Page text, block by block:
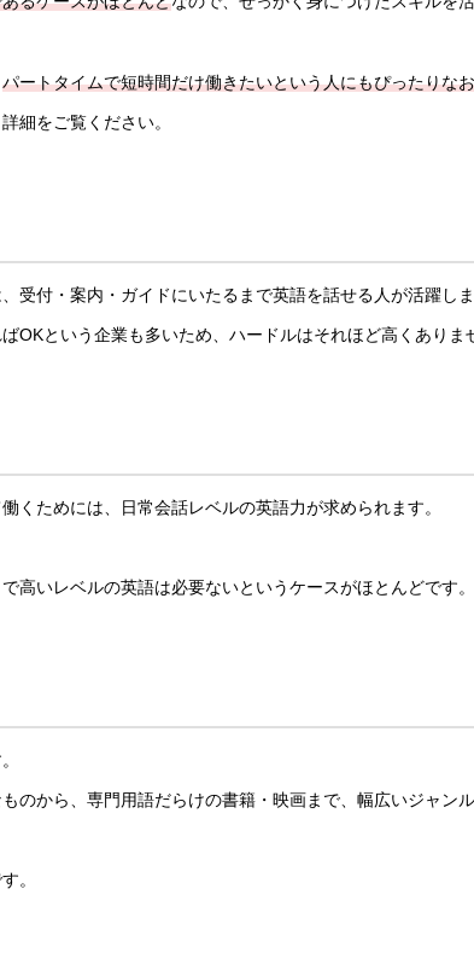
パートタイムで短時間だけ働きたいという人にもぴったりな
細をご覧ください。
受付・案内・ガイドにいたるまで英語を話せる人が活躍しま
OKという企業も多いため、ハードルはそれほど高くありま
くためには、日常会話レベルの英語力が求められます。
高いレベルの英語は必要ないというケースがほとんどです。
のから、専門用語だらけの書籍・映画まで、幅広いジャンル
。